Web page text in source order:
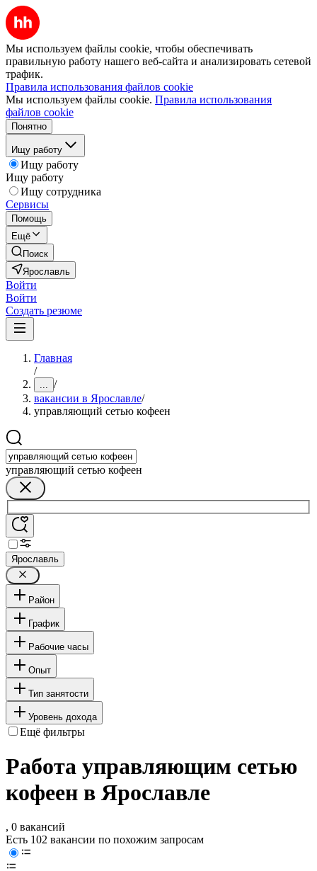
Мы используем файлы cookie, чтобы обеспечивать
правильную работу нашего веб-сайта и анализировать сетевой
трафик.
Правила использования файлов cookie
Мы используем файлы cookie. Правила использования
файлов cookie
Понятно
Ищу работу
Ищу работу
Ищу работу
Ищу сотрудника
Сервисы
Помощь
Ещё
Поиск
Ярославль
Войти
Войти
Создать резюме
Главная
/
... /
вакансии в Ярославле/
управляющий сетью кофеен
управляющий сетью кофеен
Ярославль
Район
График
Рабочие часы
Опыт
Тип занятости
Уровень дохода
Ещё фильтры
Работа управляющим сетью
кофеен в Ярославле
, 0 вакансий
Есть 102 вакансии по похожим запросам